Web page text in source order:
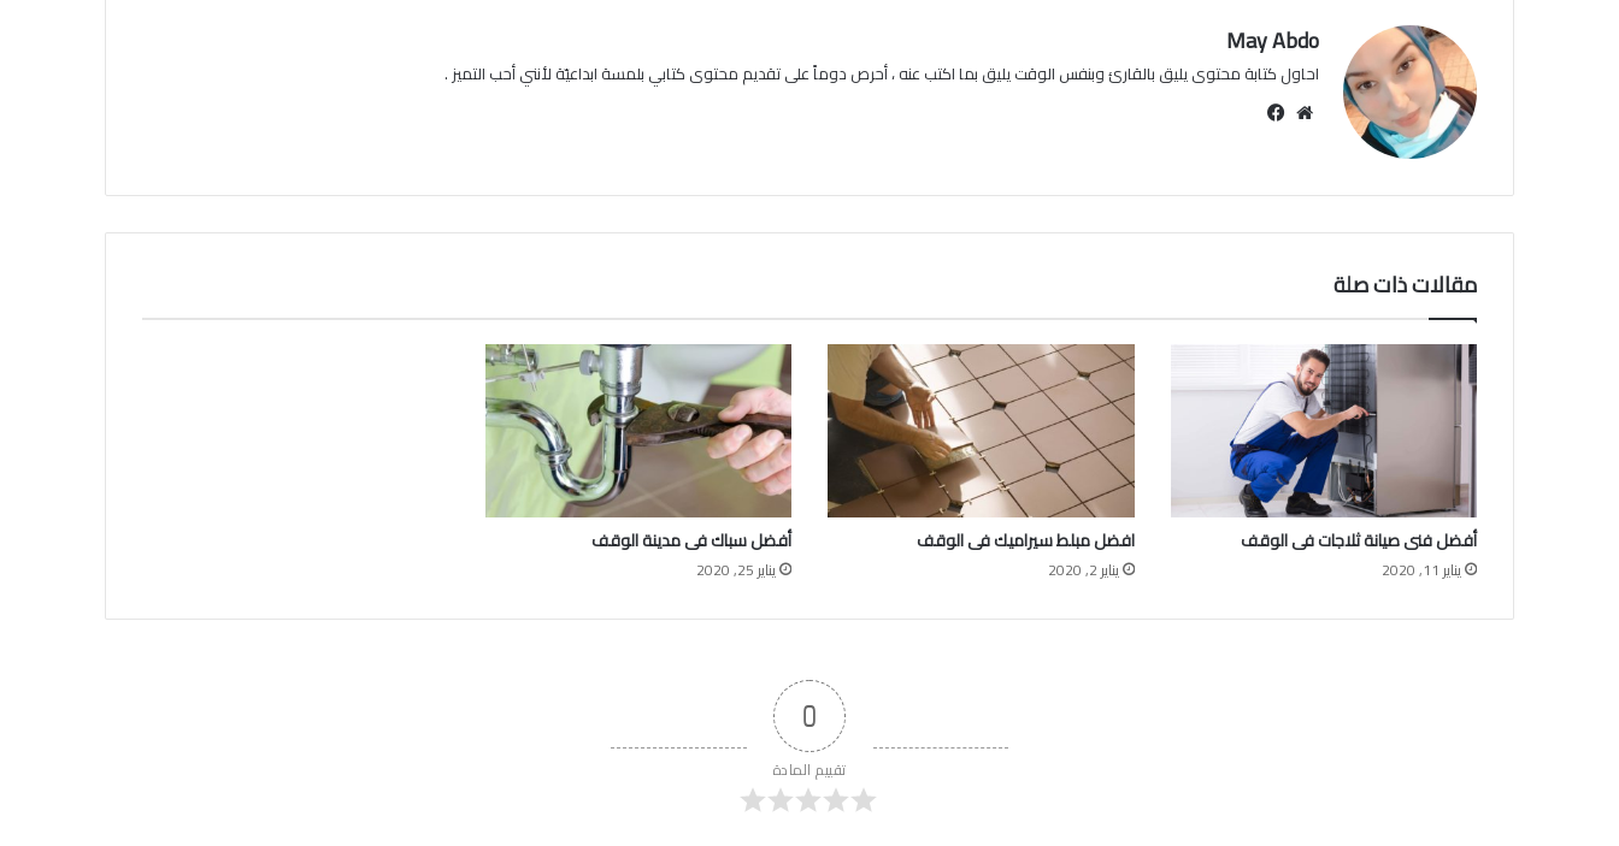
May Abdo
احاول كتابة محتوى يليق بالقارئ وبنفس الوقت يليق بما اكتب عنه ، أحرص دوماً على تقديم محتوى كتابي بلمسة ابداعيّة لأنني أحب التميز .
موقع
مقالات ذات صلة
أفضل فنى صيانة ثلاجات فى الوقف
يناير 11, 2020
افضل مبلط سيراميك فى الوقف
يناير 2, 2020
أفضل سباك فى مدينة الوقف
يناير 25, 2020
0
تقييم المادة